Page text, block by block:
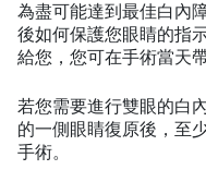
為盡可能達到最佳白內
後如何保護您眼睛的指
給您，您可在手術當天帶
若您需要進行雙眼的白
的一側眼睛復原後，至
手術。